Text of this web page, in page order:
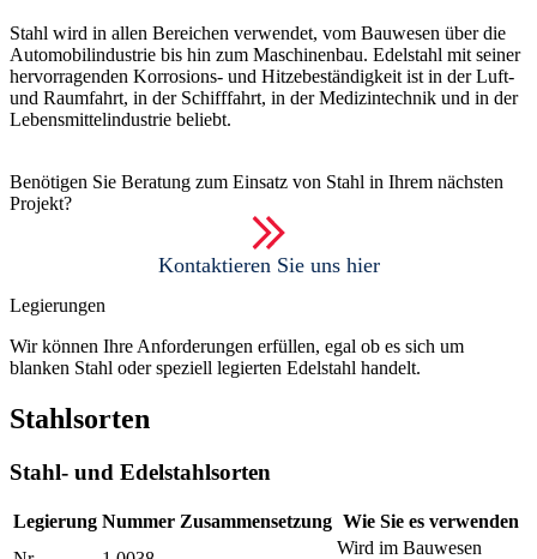
Stahl wird in allen Bereichen verwendet, vom Bauwesen über die
Automobilindustrie bis hin zum Maschinenbau. Edelstahl mit seiner
hervorragenden Korrosions- und Hitzebeständigkeit ist in der Luft-
und Raumfahrt, in der Schifffahrt, in der Medizintechnik und in der
Lebensmittelindustrie beliebt.
Benötigen Sie Beratung zum Einsatz von Stahl in Ihrem nächsten
Projekt?
Kontaktieren Sie uns hier
Legierungen
Wir können Ihre Anforderungen erfüllen, egal ob es sich um
blanken Stahl oder speziell legierten Edelstahl handelt.
Stahlsorten
Stahl- und Edelstahlsorten
Legierung Nummer Zusammensetzung Wie Sie es verwenden
Wird im Bauwesen